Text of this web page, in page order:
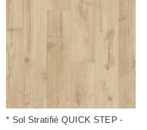
* Sol Stratifié QUICK STEP -